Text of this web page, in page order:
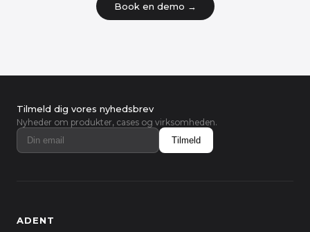
Book en demo →
Tilmeld dig vores nyhedsbrev
Nyheder om produkter, cases og virksomheden.
Tilmeld
ADENT